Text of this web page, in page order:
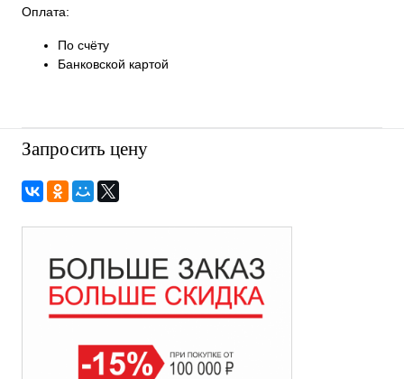
Оплата:
По счёту
Банковской картой
Запросить цену